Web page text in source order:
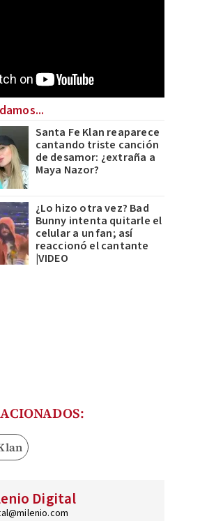
Santa Fe Klan reaparece
cantando triste canción
de desamor: ¿extraña a
Maya Nazor?
¿Lo hizo otra vez? Bad
Bunny intenta quitarle el
celular a un fan; así
reaccionó el cantante
|VIDEO
Digital